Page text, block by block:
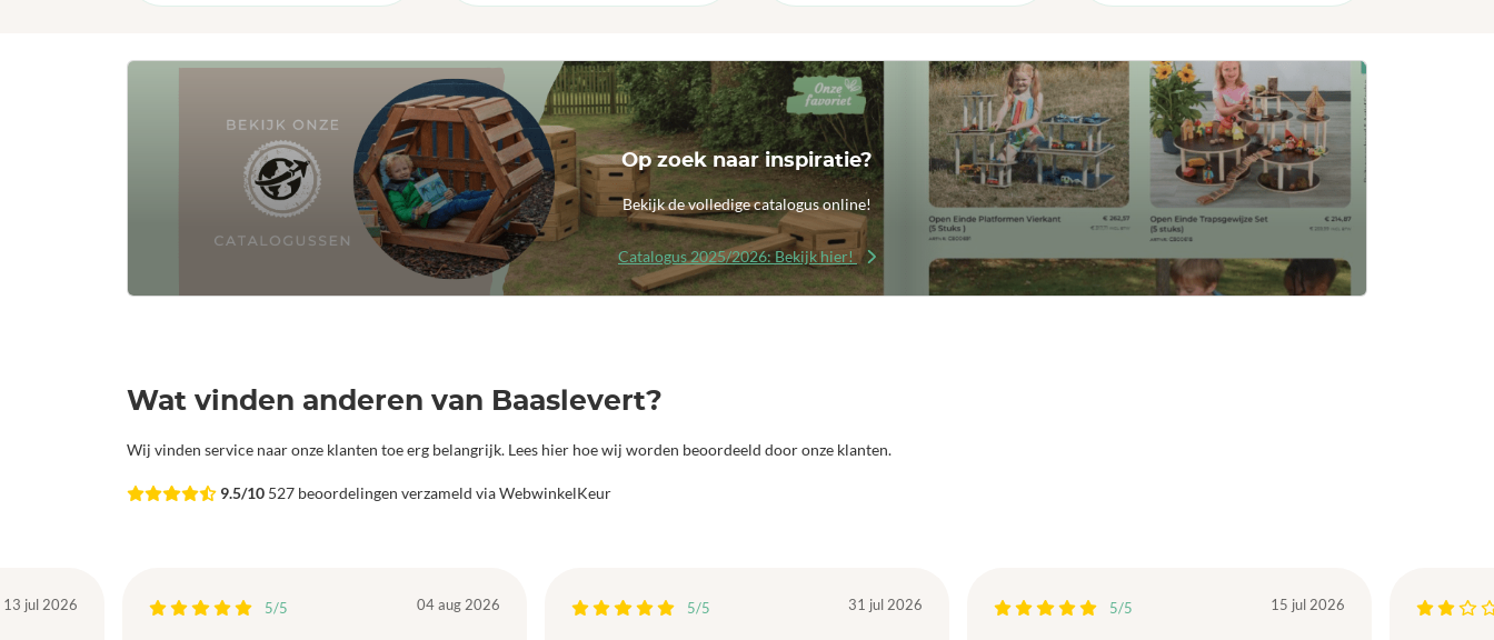
Op zoek naar inspiratie?
Bekijk de volledige catalogus online!
Catalogus 2025/2026: Bekijk hier!
Wat vinden anderen van Baaslevert?
Wij vinden service naar onze klanten toe erg belangrijk. Lees hier hoe wij worden beoordeeld door onze klanten.
9.5/10527 beoordelingen verzameld via WebwinkelKeur
13 jul 2026 5/5 04 aug 2026 5/5 31 jul 2026 5/5 15 jul 2026